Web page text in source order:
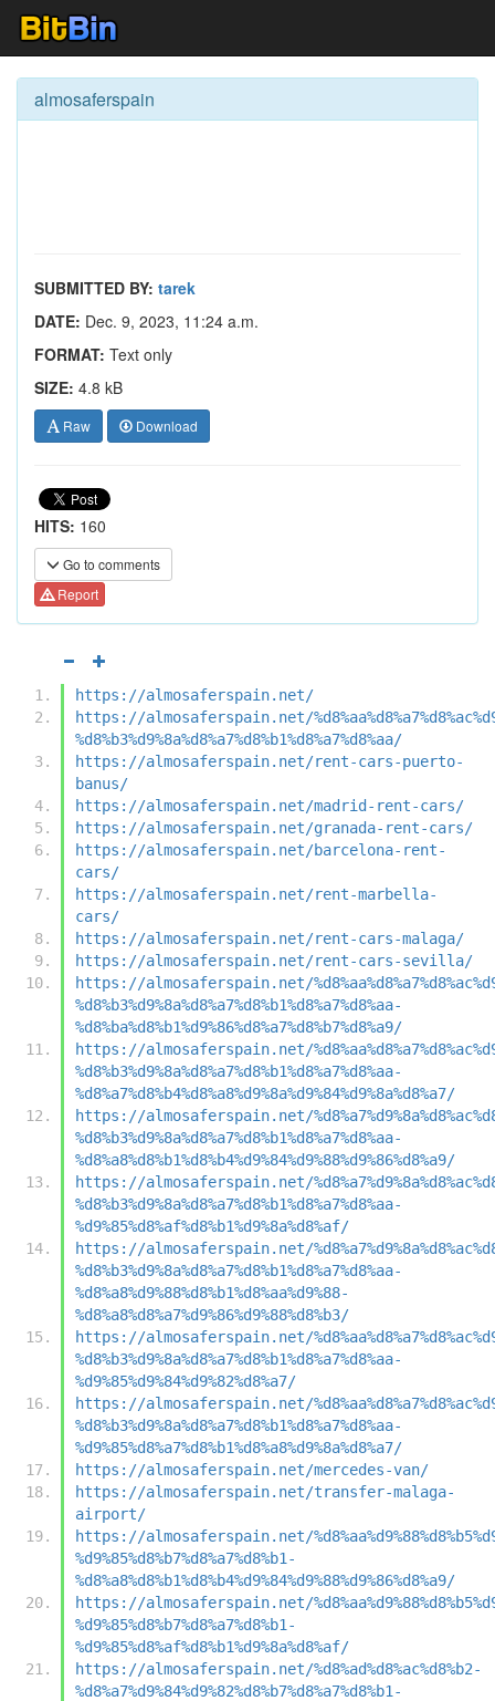
almosaferspain
SUBMITTED BY: tarek
DATE: Dec. 9, 2023, 11:24 a.m.
FORMAT: Text only
SIZE: 4.8 kB
Raw Download
HITS: 160
Go to comments
Report
https://almosaferspain.net/
https://almosaferspain.net/
%d8%b3%d9%8a%d8%a7%d8%b1%d8%a7%d8%aa/
https://almosaferspain.net/rent-cars-puerto-
banus/
https://almosaferspain.net/madrid-rent-cars/
https://almosaferspain.net/granada-rent-cars/
https://almosaferspain.net/barcelona-rent-
cars/
https://almosaferspain.net/rent-marbella-
cars/
https://almosaferspain.net/rent-cars-malaga/
https://almosaferspain.net/rent-cars-sevilla/
https://almosaferspain.net/
%d8%b3%d9%8a%d8%a7%d8%b1%d8%a7%d8%aa-
%d8%ba%d8%b1%d9%86%d8%a7%d8%b7%d8%a9/
https://almosaferspain.net/
%d8%b3%d9%8a%d8%a7%d8%b1%d8%a7%d8%aa-
%d8%a7%d8%b4%d8%a8%d9%8a%d9%84%d9%8a%d8%a7/
https://almosaferspain.net/
%d8%b3%d9%8a%d8%a7%d8%b1%d8%a7%d8%aa-
%d8%a8%d8%b1%d8%b4%d9%84%d9%88%d9%86%d8%a9/
https://almosaferspain.net/
%d8%b3%d9%8a%d8%a7%d8%b1%d8%a7%d8%aa-
%d9%85%d8%af%d8%b1%d9%8a%d8%af/
https://almosaferspain.net/
%d8%b3%d9%8a%d8%a7%d8%b1%d8%a7%d8%aa-
%d8%a8%d9%88%d8%b1%d8%aa%d9%88-
%d8%a8%d8%a7%d9%86%d9%88%d8%b3/
https://almosaferspain.net/
%d8%b3%d9%8a%d8%a7%d8%b1%d8%a7%d8%aa-
%d9%85%d9%84%d9%82%d8%a7/
https://almosaferspain.net/
%d8%b3%d9%8a%d8%a7%d8%b1%d8%a7%d8%aa-
%d9%85%d8%a7%d8%b1%d8%a8%d9%8a%d8%a7/
https://almosaferspain.net/mercedes-van/
https://almosaferspain.net/transfer-malaga-
airport/
https://almosaferspain.net/
%d9%85%d8%b7%d8%a7%d8%b1-
%d8%a8%d8%b1%d8%b4%d9%84%d9%88%d9%86%d8%a9/
https://almosaferspain.net/
%d9%85%d8%b7%d8%a7%d8%b1-
%d9%85%d8%af%d8%b1%d9%8a%d8%af/
https://almosaferspain.net/%d8%ad%d8%ac%d8%b2-
%d8%a7%d9%84%d9%82%d8%b7%d8%a7%d8%b1-